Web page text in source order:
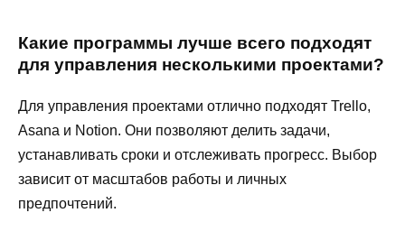
Какие программы лучше всего подходят
для управления несколькими проектами?
Для управления проектами отлично подходят Trello,
Asana и Notion. Они позволяют делить задачи,
устанавливать сроки и отслеживать прогресс. Выбор
зависит от масштабов работы и личных
предпочтений.